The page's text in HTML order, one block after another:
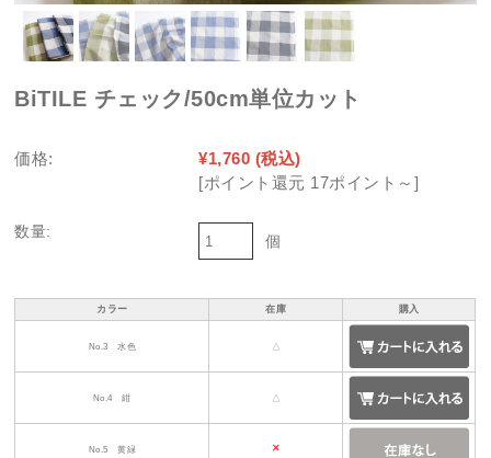
BiTILE チェック/50cm単位カット
価格: ¥1,760 (税込)
[ポイント還元 17ポイント～]
数量:
個
カラー 在庫 購入
No.3 水色 △
No.4 紺 △
No.5 黄緑 ×